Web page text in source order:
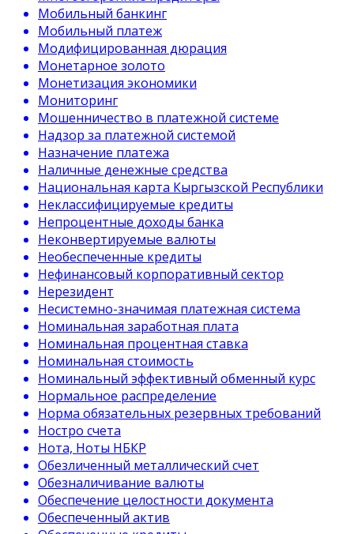
Мобильный банкинг
Мобильный платеж
Модифицированная дюрация
Монетарное золото
Монетизация экономики
Мониторинг
Мошенничество в платежной системе
Надзор за платежной системой
Назначение платежа
Наличные денежные средства
Национальная карта Кыргызской Республики
Неклассифицируемые кредиты
Непроцентные доходы банка
Неконвертируемые валюты
Необеспеченные кредиты
Нефинансовый корпоративный сектор
Нерезидент
Несистемно-значимая платежная система
Номинальная заработная плата
Номинальная процентная ставка
Номинальная стоимость
Номинальный эффективный обменный курс
Нормальное распределение
Норма обязательных резервных требований
Ностро счета
Нота, Ноты НБКР
Обезличенный металлический счет
Обезналичивание валюты
Обеспечение целостности документа
Обеспеченный актив